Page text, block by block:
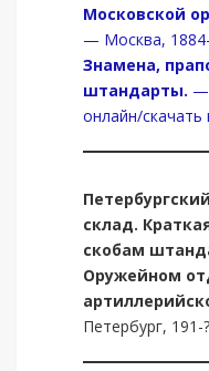
Московской
— Москва,
Знамена,
штандарты. —
онлайн/скачать
склад.
скобам
Оружейном
Петербург,